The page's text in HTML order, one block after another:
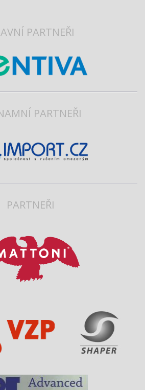
PARTNEŘI
PARTNEŘI
PARTNEŘI